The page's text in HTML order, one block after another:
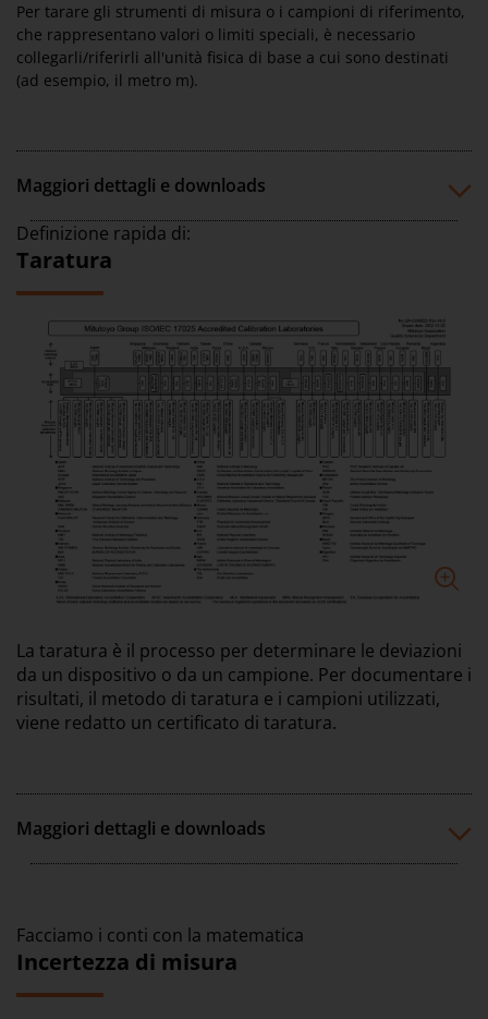
Per tarare gli strumenti di misura o i campioni di riferimento,
che rappresentano valori o limiti speciali, è necessario
collegarli/riferirli all'unità fisica di base a cui sono destinati
(ad esempio, il metro m).
Maggiori dettagli e downloads
Definizione rapida di:
Taratura
La taratura è il processo per determinare le deviazioni
da un dispositivo o da un campione. Per documentare i
risultati, il metodo di taratura e i campioni utilizzati,
viene redatto un certificato di taratura.
Maggiori dettagli e downloads
Facciamo i conti con la matematica
Incertezza di misura